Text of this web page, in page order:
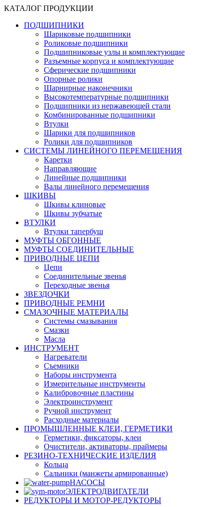
КАТАЛОГ ПРОДУКЦИИ
ПОДШИПНИКИ
Шариковые подшипники
Роликовые подшипники
Подшипниковые узлы и комплектующие
Разъемные корпуса и комплектующие
Сферические подшипники
Опорные ролики
Шарнирные наконечники
Высокотемпературные подшипники
Подшипники из нержавеющей стали
Комбинированные подшипники
Втулки
Шарики для подшипников
Ролики для подшипников
СИСТЕМЫ ЛИНЕЙНОГО ПЕРЕМЕЩЕНИЯ
Каретки
Направляющие
Линейные подшипники
Валы линейного перемещения
ШКИВЫ
Шкивы клиновые
Шкивы зубчатые
ВТУЛКИ
Втулки тапербуш
МУФТЫ ОБГОННЫЕ
МУФТЫ СОЕДИНИТЕЛЬНЫЕ
ПРИВОДНЫЕ ЦЕПИ
Цепи
Соединительные звенья
Переходные звенья
ЗВЕЗДОЧКИ
ПРИВОДНЫЕ РЕМНИ
СМАЗОЧНЫЕ МАТЕРИАЛЫ
Системы смазывания
Смазки
Масла
ИНСТРУМЕНТ
Нагреватели
Съемники
Наборы инструмента
Измерительные инструменты
Калибровочные пластины
Электроинструмент
Ручной инструмент
Расходные материалы
ПРОМЫШЛЕННЫЕ КЛЕИ, ГЕРМЕТИКИ
Герметики, фиксаторы, клеи
Очистители, активаторы, праймеры
РЕЗИНО-ТЕХНИЧЕСКИЕ ИЗДЕЛИЯ
Кольца
Сальники (манжеты армированные)
НАСОСЫ
ЭЛЕКТРОДВИГАТЕЛИ
РЕДУКТОРЫ И МОТОР-РЕДУКТОРЫ